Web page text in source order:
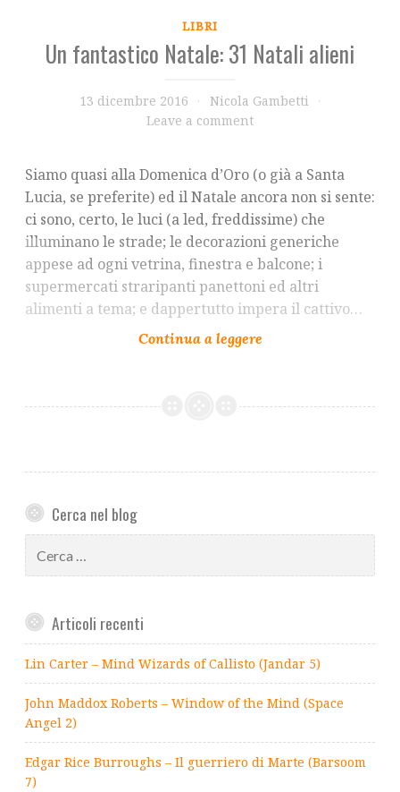
LIBRI
Un fantastico Natale: 31 Natali alieni
13 dicembre 2016
Nicola Gambetti
Leave a comment
Siamo quasi alla Domenica d’Oro (o già a Santa
Lucia, se preferite) ed il Natale ancora non si sente:
ci sono, certo, le luci (a led, freddissime) che
illuminano le strade; le decorazioni generiche
appese ad ogni vetrina, finestra e balcone; i
supermercati straripanti panettoni ed altri
alimenti a tema; e dappertutto impera il cattivo…
Cerca nel blog
per:
Articoli recenti
Lin Carter – Mind Wizards of Callisto (Jandar 5)
John Maddox Roberts – Window of the Mind (Space
Angel 2)
Edgar Rice Burroughs – Il guerriero di Marte (Barsoom
7)